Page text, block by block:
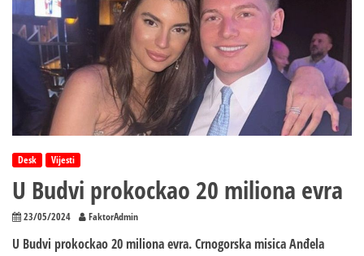
Desk Vijesti
U Budvi prokockao 20 miliona evra
23/05/2024 FaktorAdmin
U Budvi prokockao 20 miliona evra. Crnogorska misica Anđela